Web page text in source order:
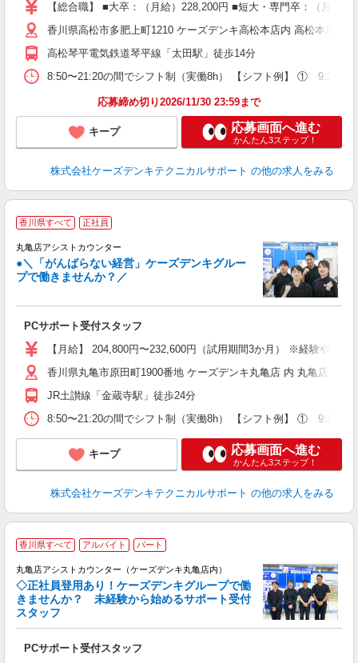
【総合職】 ■大卒：（月給）228,200円 ■短大・専門卒：（月
香川県高松市多肥上町1210 ケーズデンキ高松本店内 高松本店
高松琴平電気鉄道琴平線「太田駅」徒歩14分
8:50〜21:20の間でシフト制（実働8h） 【シフト例】 ① 9:20〜
応募締め切り2026/11/30 23:59まで
キープ 応募画面へ進む
かんたん3ステップ！
株式会社ケーズデンキテクニカルサポート の他の求人をみる
香川県すべて 正社員
丸亀店アシストカウンター
●＼「がんばらない経営」ケーズデンキグルー
プで働きませんか？／
PCサポート受付スタッフ
【月給】 204,800円〜232,600円（試用期間3か月） ※経験や年
香川県丸亀市原田町1900番地 ケーズデンキ丸亀店 内 丸亀店ア
JR土讃線「金蔵寺駅」徒歩24分
8:50〜21:20の間でシフト制（実働8h） 【シフト例】 ① 9:20〜
キープ 応募画面へ進む
かんたん3ステップ！
株式会社ケーズデンキテクニカルサポート の他の求人をみる
香川県すべて アルバイト パート
丸亀店アシストカウンター（ケーズデンキ丸亀店内）
◇正社員登用あり！ケーズデンキグループで働
きませんか？ 未経験から始めるサポート受付
スタッフ
PCサポート受付スタッフ